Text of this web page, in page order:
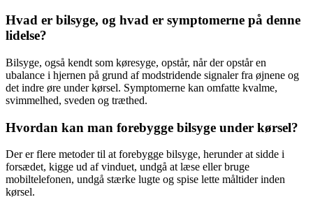
Hvad er bilsyge, og hvad er symptomerne på denne
lidelse?
Bilsyge, også kendt som køresyge, opstår, når der opstår en
ubalance i hjernen på grund af modstridende signaler fra øjnene og
det indre øre under kørsel. Symptomerne kan omfatte kvalme,
svimmelhed, sveden og træthed.
Hvordan kan man forebygge bilsyge under kørsel?
Der er flere metoder til at forebygge bilsyge, herunder at sidde i
forsædet, kigge ud af vinduet, undgå at læse eller bruge
mobiltelefonen, undgå stærke lugte og spise lette måltider inden
kørsel.